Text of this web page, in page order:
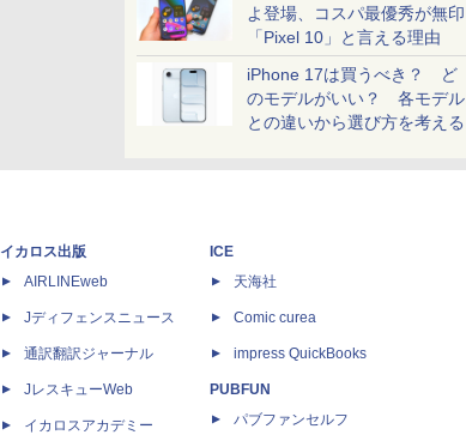
よ登場、コスパ最優秀が無印
「Pixel 10」と言える理由
iPhone 17は買うべき？ ど
のモデルがいい？ 各モデル
との違いから選び方を考える
イカロス出版
AIRLINEweb
Jディフェンスニュース
通訳翻訳ジャーナル
JレスキューWeb
イカロスアカデミー
ICE
天海社
Comic curea
impress QuickBooks
PUBFUN
パブファンセルフ